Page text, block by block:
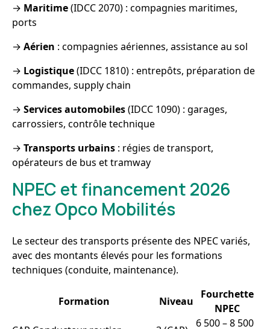
→ Maritime(IDCC 2070) : compagnies maritimes,
ports
→ Aérien : compagnies aériennes, assistance au sol
→ Logistique(IDCC 1810) : entrepôts, préparation de
commandes, supply chain
→ Services automobiles(IDCC 1090) : garages,
carrossiers, contrôle technique
→ Transports urbains : régies de transport,
opérateurs de bus et tramway
NPEC et financement 2026
chez Opco Mobilités
Le secteur des transports présente des NPEC variés,
avec des montants élevés pour les formations
techniques (conduite, maintenance).
Formation Niveau
Fourchette
NPEC
6 500 – 8 500